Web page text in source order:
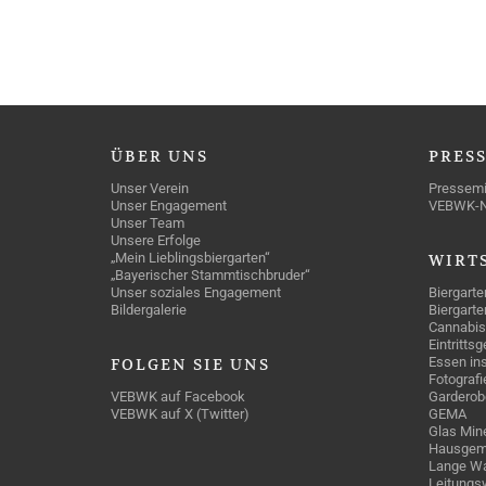
ÜBER UNS
Unser Verein
Unser Engagement
Unser Team
Unsere Erfolge
„Mein Lieblingsbiergarten“
„Bayerischer Stammtischbruder“
Unser soziales Engagement
Bildergalerie
FOLGEN SIE UNS
VEBWK auf Facebook
VEBWK auf X (Twitter)
VEBWK-
Essen
GEMA
Glas
Lange